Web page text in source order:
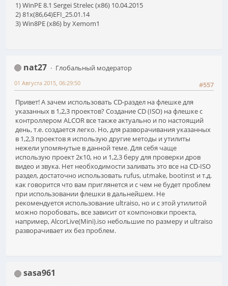
1) WinPE 8.1 Sergei Strelec (х86) 10.04.2015
2) 81x(86,64)EFI_25.01.14
3) Win8PE (x86) by Xemom1
nat27
Глобальный модератор
#557
01 Августа 2015, 06:29:50
Привет! А зачем использовать CD-раздел на флешке для
указанных в 1,2,3 проектов? Создание CD (ISO) на флешке с
контроллером ALCOR все также актуально и по настоящий
день, т.е. создается легко. Но, для разворачивания указанных
в 1,2,3 проектов я использую другие методы и утилиты
нежели упомянутые в данной теме. Для себя чаще
использую проект 2к10, но и 1,2,3 беру для проверки дров
видео и звука. Нет необходимости заливать это все на CD-ISO
раздел, достаточно использовать rufus, utmake, bootinst и т.д.
как говорится что вам приглянется и с чем не будет проблем
при использовании флешки в дальнейшем. Не
рекомендуется использование ultraiso, но и с этой утилитой
можно поробовать, все зависит от компоновки проекта,
например, AlcorLive(Mini).iso небольшие по размеру и ultraiso
разворачивает их без проблем.
sasa961